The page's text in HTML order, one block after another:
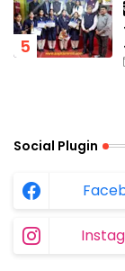
Social Plugin